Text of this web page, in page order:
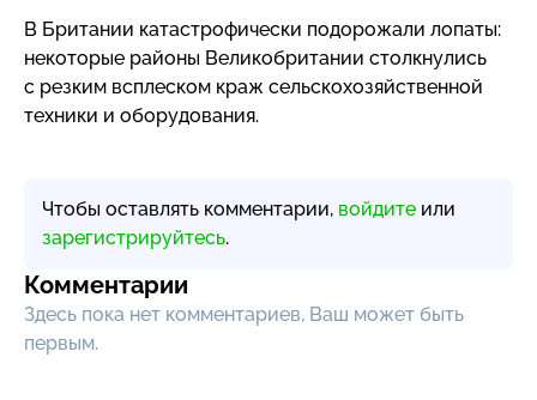
В Британии катастрофически подорожали лопаты:
некоторые районы Великобритании столкнулись
с резким всплеском краж сельскохозяйственной
техники и оборудования.
Чтобы оставлять комментарии, войдите или
зарегистрируйтесь.
Комментарии
Здесь пока нет комментариев, Ваш может быть
первым.